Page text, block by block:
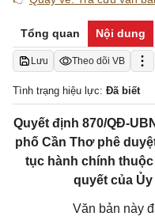
Tổng quan Nội dung
Lưu Theo dõi VB
Tình trạng hiệu lực: Đã biết
Quyết định 870/QĐ-
phố Cần Thơ phê
tục hành chính
quyết của
Văn bản này